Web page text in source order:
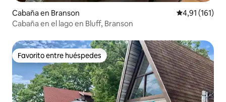
Cabaña en Branson Calificación
4,91 (161)
Cabaña en el lago en Bluff, Branson
Favorito entre huéspedes
Favorito entre huéspedes